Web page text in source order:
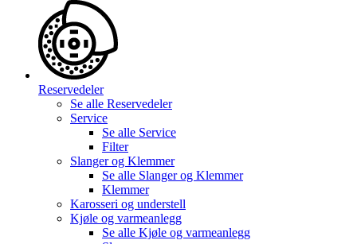
Reservedeler
Se alle Reservedeler
Service
Se alle Service
Filter
Slanger og Klemmer
Se alle Slanger og Klemmer
Klemmer
Karosseri og understell
Kjøle og varmeanlegg
Se alle Kjøle og varmeanlegg